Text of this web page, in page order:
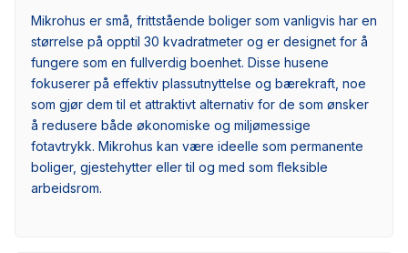
Mikrohus er små, frittstående boliger som vanligvis har en
størrelse på opptil 30 kvadratmeter og er designet for å
fungere som en fullverdig boenhet. Disse husene
fokuserer på effektiv plassutnyttelse og bærekraft, noe
som gjør dem til et attraktivt alternativ for de som ønsker
å redusere både økonomiske og miljømessige
fotavtrykk. Mikrohus kan være ideelle som permanente
boliger, gjestehytter eller til og med som fleksible
arbeidsrom.